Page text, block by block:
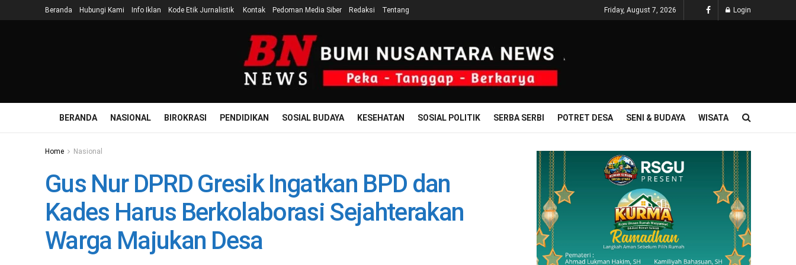
Beranda Hubungi Kami Info Iklan Kode Etik Jurnalistik Kontak Pedoman Media Siber Redaksi Tentang Friday, August 7, 2026 Login
BERANDA NASIONAL BIROKRASI PENDIDIKAN SOSIAL BUDAYA KESEHATAN SOSIAL POLITIK SERBA SERBI POTRET DESA SENI & BUDAYA WISATA
Home Nasional
Gus Nur DPRD Gresik Ingatkan BPD dan
Kades Harus Berkolaborasi Sejahterakan
Warga Majukan Desa